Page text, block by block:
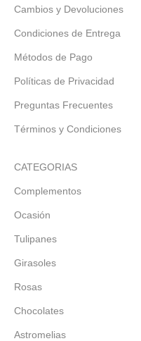
Cambios y Devoluciones
Condiciones de Entrega
Métodos de Pago
Políticas de Privacidad
Preguntas Frecuentes
Términos y Condiciones
CATEGORIAS
Complementos
Ocasión
Tulipanes
Girasoles
Rosas
Chocolates
Astromelias